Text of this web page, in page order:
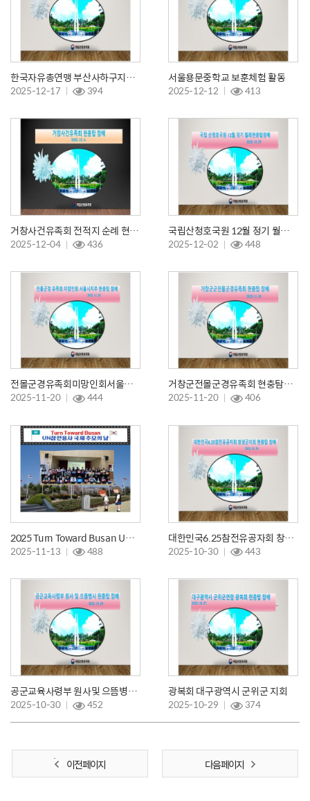
한국자유총연맹 부산사하구지회 전적지순례
2025-12-17 394
서울용문중학교 보훈체험 활동
2025-12-12 413
거창사건유족회 전적지 순례 현충탑 참배
2025-12-04 436
국립산청호국원 12월 정기 월례현충탑참배
2025-12-02 448
전몰군경유족회미망인회서울시지부 현충탑참배
2025-11-20 444
거창군전몰군경유족회 현충탐참배
2025-11-20 406
2025 Turn Toward Busan UN참전용사 국제 추모의 날 행사
2025-11-13 488
대한민국6.25참전유공자회 창녕군지회 현충탑 참배
2025-10-30 443
공군교육사령부 원사및 으뜸병사 현충탑참배/안보/봉사활동
2025-10-30 452
광복회 대구광역시 군위군 지회
2025-10-29 374
이전 페이지 다음 페이지